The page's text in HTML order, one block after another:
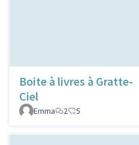
Boite à livres à Gratte-
Ciel
Emma
2 5